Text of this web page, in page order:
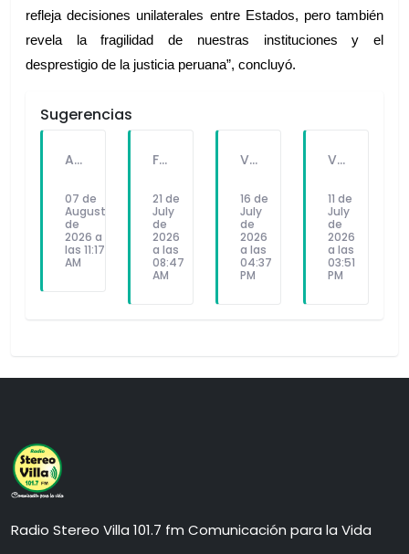
refleja decisiones unilaterales entre Estados, pero también
revela la fragilidad de nuestras instituciones y el
desprestigio de la justicia peruana”, concluyó.
Sugerencias
A PEDIDO DEL PÚBLICO: "SEX Y DINERO" EL NUEVO SINGLE DE FATKINGBULLA
07 de
August
de
2026 a
las 11:17
AM
FALLECE FORTUNATO CHUQUITAYPE ANDRADE, “EL CHOLO”, REFERENTE DE LA SOLIDARIDAD Y LA CULTURA EN VILLA EL SALVADOR
21 de
July
de
2026
a las
08:47
AM
VILLA EL SALVADOR RECIBE A ANA CORREA PARA PRESENTAR LIBRO SOBRE MEMORIA, TEATRO Y RESISTENCIA DURANTE EL CONFLICTO ARMADO INTERNO.
16 de
July
de
2026
a las
04:37
PM
VILLA EL SALVADOR: EL ALCALDE GUIDO IÑIGO PERALTA PRIORIZÓ CONCIERTO DE SOMOS PERÚ Y NO ASISTIÓ AL DESFILE ESCOLAR CÍVICO CULTURAL 2026
11 de
July
de
2026
a las
03:51
PM
Radio Stereo Villa 101.7 fm Comunicación para la Vida